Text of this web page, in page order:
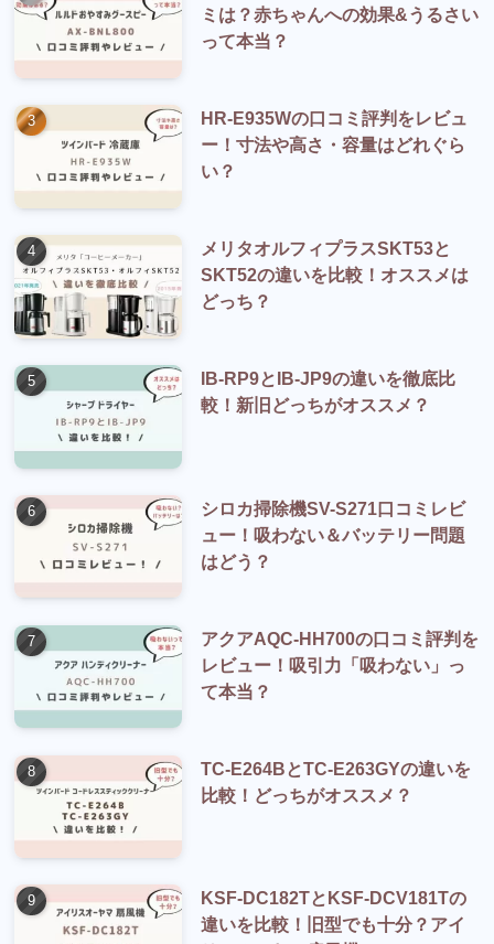
ミは？赤ちゃんへの効果&うるさい
って本当？
HR-E935Wの口コミ評判をレビュ
ー！寸法や高さ・容量はどれぐら
い？
メリタオルフィプラスSKT53と
SKT52の違いを比較！オススメは
どっち？
IB-RP9とIB-JP9の違いを徹底比
較！新旧どっちがオススメ？
シロカ掃除機SV-S271口コミレビ
ュー！吸わない＆バッテリー問題
はどう？
アクアAQC-HH700の口コミ評判を
レビュー！吸引力「吸わない」っ
て本当？
TC-E264BとTC-E263GYの違いを
比較！どっちがオススメ？
KSF-DC182TとKSF-DCV181Tの
違いを比較！旧型でも十分？アイ